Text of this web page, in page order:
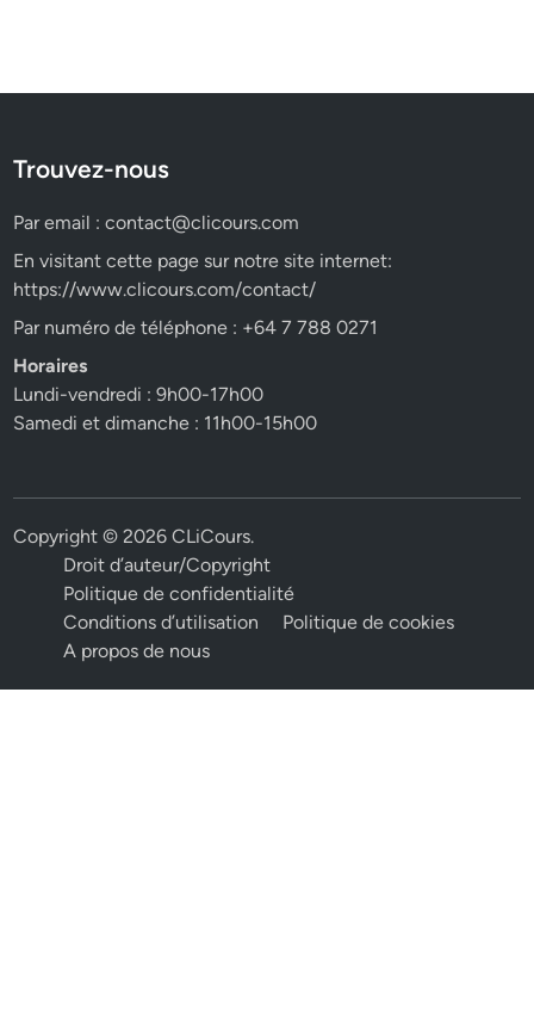
Trouvez-nous
Par email :contact@clicours.com
En visitant cette page sur notre site internet:
https://www.clicours.com/contact/
Par numéro de téléphone : +64 7 788 0271
Horaires
Lundi-vendredi : 9h00-17h00
Samedi et dimanche : 11h00-15h00
Copyright © 2026CLiCours.
Droit d’auteur/Copyright
Politique de confidentialité
Conditions d’utilisation
Politique de cookies
A propos de nous